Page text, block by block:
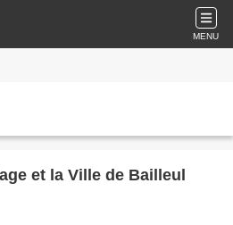
MENU
et la Ville de Bailleul